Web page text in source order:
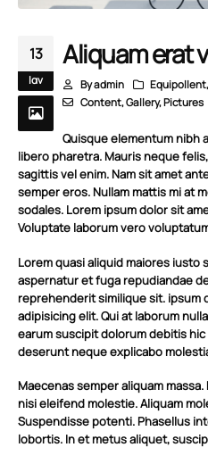
13
Ιαν
Aliquam erat
Byadmin Equipollent
Content,Gallery,Pictures
Quisque elementum nibh
libero pharetra. Mauris neque
sagittis vel enim. Nam sit amet
semper eros. Nullam mattis mi at
sodales. Lorem ipsum dolor sit
Voluptate laborum vero
Lorem quasi aliquid maiores iusto
aspernatur et fuga repudiandae
reprehenderit similique sit. ipsum
adipisicing elit. Qui at laborum
earum suscipit dolorum debitis
deserunt neque explicabo
Maecenas semper aliquam
nisi eleifend molestie. Aliquam
Suspendisse potenti. Phasellus
lobortis. In et metus aliquet,